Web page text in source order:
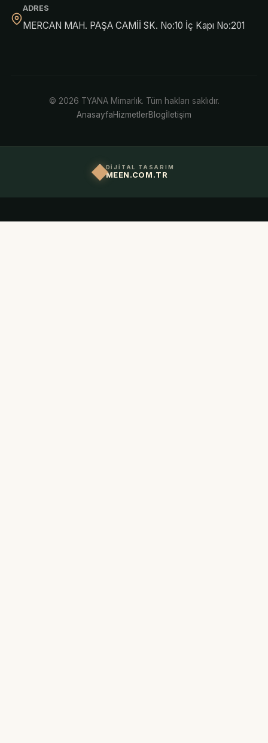
ADRES
MERCAN MAH. PAŞA CAMİİ SK. No:10 İç Kapı No:201
© 2026 TYANA Mimarlık. Tüm hakları saklıdır.
AnasayfaHizmetlerBlogİletişim
DİJİTAL TASARIM
MEEN.COM.TR